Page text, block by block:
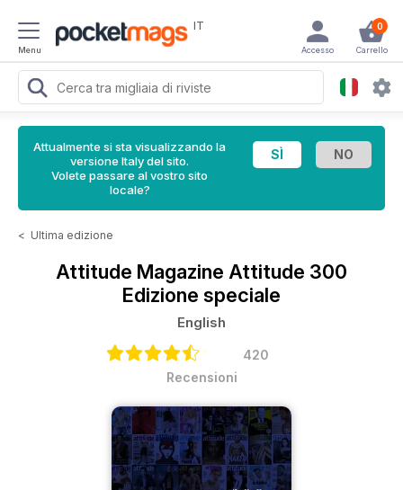
Menu
IT 0
Carrello
Accesso
Attualmente si sta visualizzando la
versione Italy del sito.
Volete passare al vostro sito
locale?
< Ultima edizione
Attitude Magazine Attitude 300
Edizione speciale
English
420
Recensioni